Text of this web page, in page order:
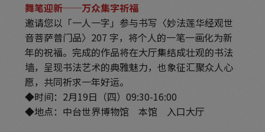
舞笔迎新──万众集字祈福
邀请您以「一人一字」参与书写〈妙法莲华经观世
音菩萨普门品〉207 字，将个人的一笔一画化为新
年的祝福。完成的作品将在大厅集结成壮观的书法
墙，呈现书法艺术的典雅魅力，也象征汇聚众人心
愿，共同祈求一年好运。
◆时间：2月19日（四）09:30-16:00
◆地点：中台世界博物馆 本馆 入口大厅